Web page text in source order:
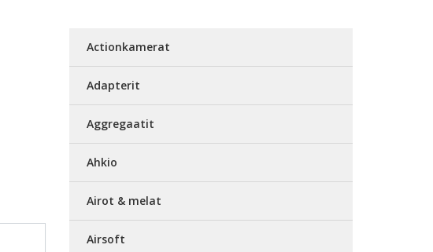
Actionkamerat
Adapterit
Aggregaatit
Ahkio
Airot & melat
Airsoft